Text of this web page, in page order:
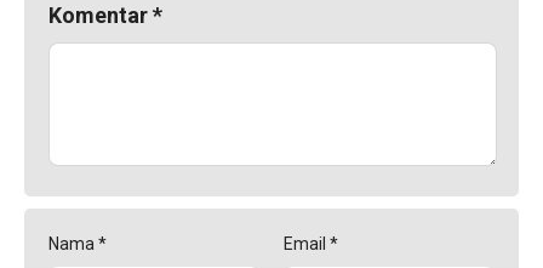
Komentar*
Nama * Email *